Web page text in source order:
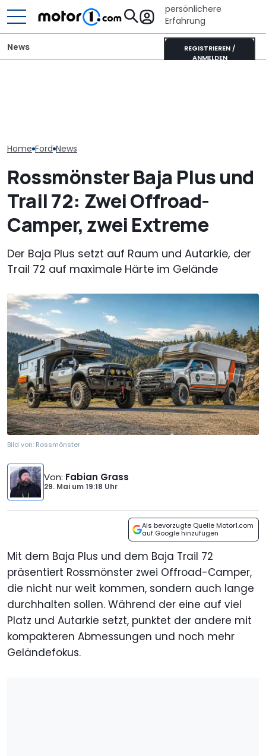
persönlichere
Erfahrung
REGISTRIEREN /
ANMELDEN
News
Home Ford News
Rossmönster Baja Plus und
Trail 72: Zwei Offroad-
Camper, zwei Extreme
Der Baja Plus setzt auf Raum und Autarkie, der
Trail 72 auf maximale Härte im Gelände
Bild von: Rossmönster
Von: Fabian Grass
29. Mai um19:18 Uhr
Als bevorzugte Quelle Motor1.com
auf Google hinzufügen
Mit dem Baja Plus und dem Baja Trail 72
präsentiert Rossmönster zwei Offroad-Camper,
die nicht nur weit kommen, sondern auch lange
durchhalten sollen. Während der eine auf viel
Platz und Autarkie setzt, punktet der andere mit
kompakteren Abmessungen und noch mehr
Geländefokus.